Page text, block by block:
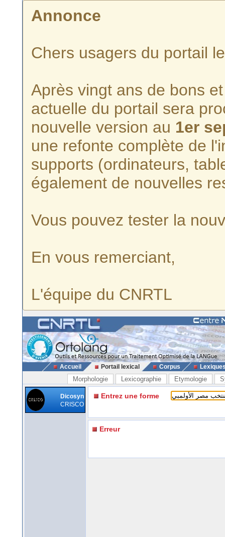
Annonce
Chers usagers du portail
Après vingt ans de bons
actuelle du portail sera
nouvelle version au 1er
une refonte complète de
supports (ordinateurs,
également de nouvelles
Vous pouvez tester la
En vous remerciant,
L'équipe du CNRTL
Accueil Portail lexical Corpus
Morphologie Lexicographie Etymologie
Dicosyn
CRISCO
Entrez une forme
Erreur